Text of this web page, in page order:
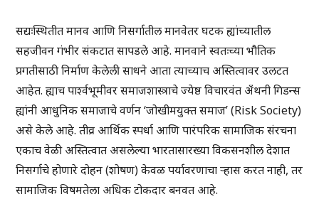
सद्यःस्थितीत मानव आणि निसर्गातील मानवेतर घटक ह्यांच्यातील
सहजीवन गंभीर संकटात सापडले आहे. मानवाने स्वतःच्या भौतिक
प्रगतीसाठी निर्माण केलेली साधने आता त्याच्याच अस्तित्वावर उलटत
आहेत. ह्याच पार्श्वभूमीवर समाजशास्त्राचे ज्येष्ठ विचारवंत अँथनी गिडन्स
ह्यांनी आधुनिक समाजाचे वर्णन ‘जोखीमयुक्त समाज’ (Risk Society)
असे केले आहे. तीव्र आर्थिक स्पर्धा आणि पारंपरिक सामाजिक संरचना
एकाच वेळी अस्तित्वात असलेल्या भारतासारख्या विकसनशील देशात
निसर्गाचे होणारे दोहन (शोषण) केवळ पर्यावरणाचा ऱ्हास करत नाही, तर
सामाजिक विषमतेला अधिक टोकदार बनवत आहे.